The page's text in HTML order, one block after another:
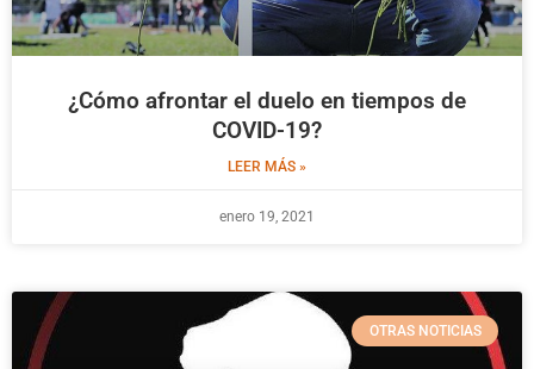
¿Cómo afrontar el duelo en tiempos de
COVID-19?
LEER MÁS »
enero 19, 2021
OTRAS NOTICIAS